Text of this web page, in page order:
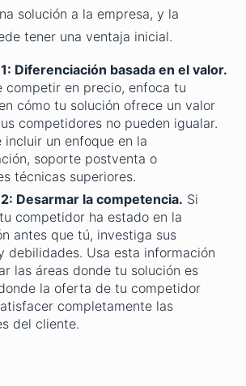
solución a la empresa, y la
tener una ventaja inicial.
Diferenciación basada en el valor.
competir en precio, enfoca tu
cómo tu solución ofrece un valor
competidores no pueden igualar.
incluir un enfoque en la
soporte postventa o
técnicas superiores.
Desarmar la competencia. Si
competidor ha estado en la
antes que tú, investiga sus
debilidades. Usa esta información
las áreas donde tu solución es
la oferta de tu competidor
completamente las
del cliente.